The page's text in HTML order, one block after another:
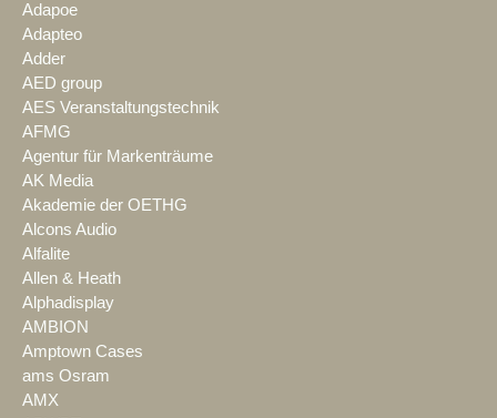
Adapoe
Adapteo
Adder
AED group
AES Veranstaltungstechnik
AFMG
Agentur für Markenträume
AK Media
Akademie der OETHG
Alcons Audio
Alfalite
Allen & Heath
Alphadisplay
AMBION
Amptown Cases
ams Osram
AMX